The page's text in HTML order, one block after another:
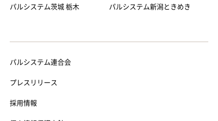
パルシステム茨城 栃木 パルシステム新潟ときめき
パルシステム連合会
プレスリリース
採用情報